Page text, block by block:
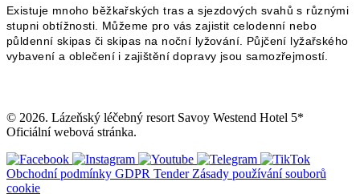
Existuje mnoho běžkařských tras a sjezdových svahů s různými
stupni obtížnosti. Můžeme pro vás zajistit celodenní nebo
půldenní skipas či skipas na noční lyžování. Půjčení lyžařského
vybavení a oblečení i zajištění dopravy jsou samozřejmostí.
© 2026. Lázeňský léčebný resort Savoy Westend Hotel 5*
Oficiální webová stránka.
Obchodní podmínky GDPR Tender Zásady používání souborů
cookie